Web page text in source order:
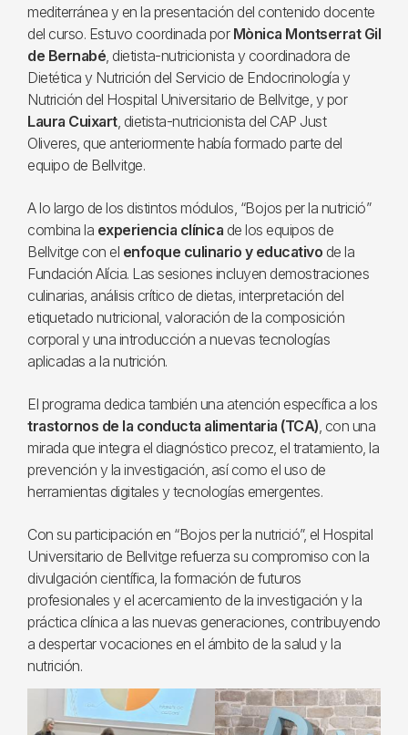
mediterránea y en la presentación del contenido docente
del curso. Estuvo coordinada por Mònica Montserrat Gil
de Bernabé, dietista-nutricionista y coordinadora de
Dietética y Nutrición del Servicio de Endocrinología y
Nutrición del Hospital Universitario de Bellvitge, y por
Laura Cuixart, dietista-nutricionista del CAP Just
Oliveres, que anteriormente había formado parte del
equipo de Bellvitge.
A lo largo de los distintos módulos, “Bojos per la nutrició”
combina la experiencia clínica de los equipos de
Bellvitge con el enfoque culinario y educativo de la
Fundación Alícia. Las sesiones incluyen demostraciones
culinarias, análisis crítico de dietas, interpretación del
etiquetado nutricional, valoración de la composición
corporal y una introducción a nuevas tecnologías
aplicadas a la nutrición.
El programa dedica también una atención específica a los
trastornos de la conducta alimentaria (TCA), con una
mirada que integra el diagnóstico precoz, el tratamiento, la
prevención y la investigación, así como el uso de
herramientas digitales y tecnologías emergentes.
Con su participación en “Bojos per la nutrició”, el Hospital
Universitario de Bellvitge refuerza su compromiso con la
divulgación científica, la formación de futuros
profesionales y el acercamiento de la investigación y la
práctica clínica a las nuevas generaciones, contribuyendo
a despertar vocaciones en el ámbito de la salud y la
nutrición.